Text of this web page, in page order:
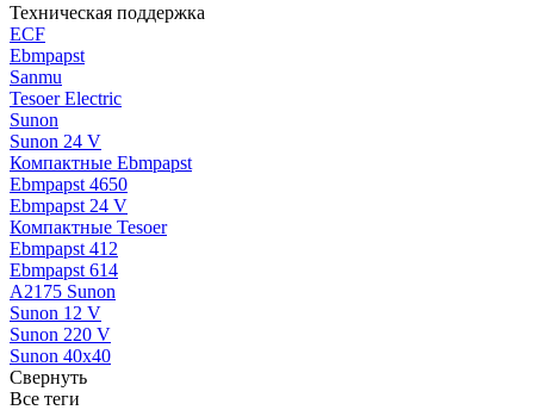
Техническая поддержка
ECF
Ebmpapst
Sanmu
Tesoer Electric
Sunon
Sunon 24 V
Компактные Ebmpapst
Ebmpapst 4650
Ebmpapst 24 V
Компактные Tesoer
Ebmpapst 412
Ebmpapst 614
A2175 Sunon
Sunon 12 V
Sunon 220 V
Sunon 40x40
Свернуть
Все теги